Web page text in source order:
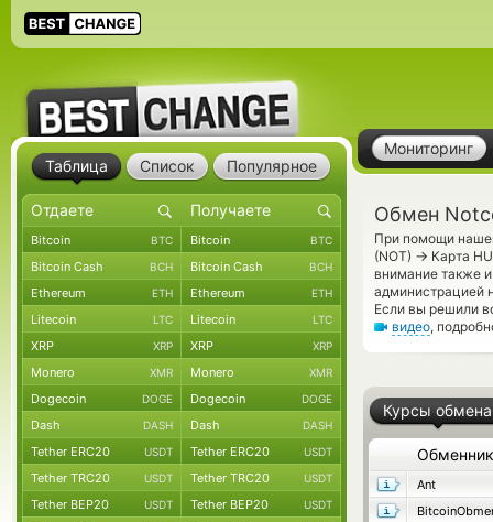
Мониторинг
Обмен
При помощи
(NOT) → Карта
внимание также
администрацией
Если вы решили
видео,
Курсы обмена
Обменник
Ant
Таблица Список Популярное
Bitcoin BTC Bitcoin BTC
Bitcoin Cash BCH Bitcoin Cash BCH
Ethereum ETH Ethereum ETH
Litecoin LTC Litecoin LTC
XRP XRP XRP XRP
Monero XMR Monero XMR
Dogecoin DOGE Dogecoin DOGE
Dash DASH Dash DASH
Tether ERC20 USDT Tether ERC20 USDT
Tether TRC20 USDT Tether TRC20 USDT
Tether BEP20 USDT Tether BEP20 USDT